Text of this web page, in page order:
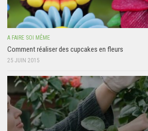
A FAIRE SOI MÊME
Comment réaliser des cupcakes en fleurs
25 JUIN 2015